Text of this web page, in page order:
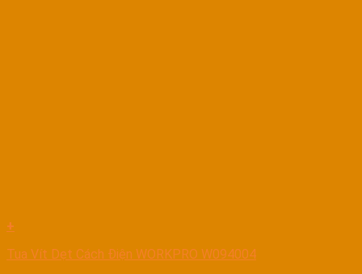
+
Tua Vít Dẹt Cách Điện WORKPRO W094004